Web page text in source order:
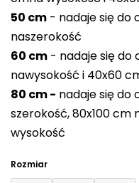
50 cm - nadaje się do
naszerokość
60 cm - nadaje się do
nawysokość i 40x60
80 cm - nadaje się do
szerokość, 80x100 cm
wysokość
Rozmiar